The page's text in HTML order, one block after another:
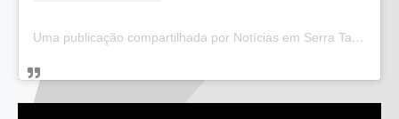
Uma publicação compartilhada por Notícias em Serra Talhada (@bloglucianarego)